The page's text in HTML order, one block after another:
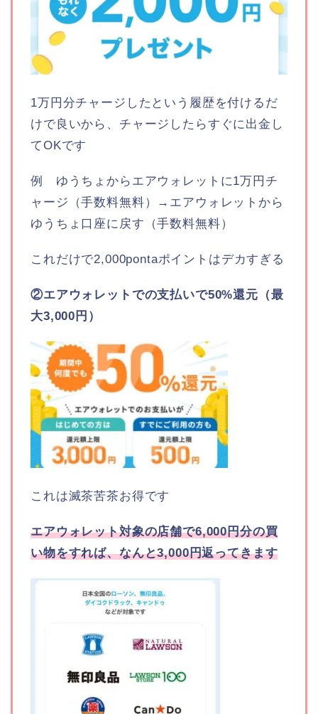
1万円分チャージしたという履歴を付けるだ
けで良いから、チャージしたらすぐに出金し
てOKです
例 ゆうちょからエアウォレットに1万円チ
ャージ（手数料無料）→エアウォレットから
ゆうちょ口座に戻す（手数料無料）
これだけで2,000pontaポイントはデカすぎる
②エアウォレットでの支払いで50%還元（最
大3,000円）
これは滅茶苦茶お得です
エアウォレット対象の店舗で6,000円分の買
い物をすれば、なんと3,000円返ってきます